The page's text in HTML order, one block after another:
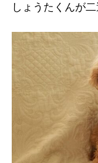
しょうたくんが